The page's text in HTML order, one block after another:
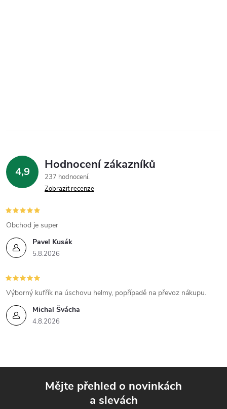
4,9 Hodnocení zákazníků
237 hodnocení
Zobrazit recenze
Pavel Kusák
5.8.2026
Obchod je super
Michal Švácha
4.8.2026
Výborný kufřík na úschovu helmy, popřípadě na převoz nákupu.
Mějte přehled o novinkách
a slevách